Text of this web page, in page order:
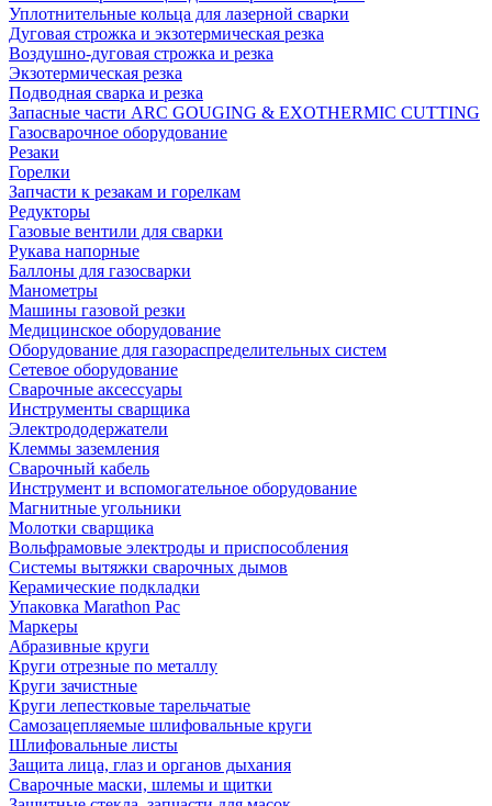
Уплотнительные кольца для лазерной сварки
Дуговая строжка и экзотермическая резка
Воздушно-дуговая строжка и резка
Экзотермическая резка
Подводная сварка и резка
Запасные части ARC GOUGING & EXOTHERMIC CUTTING
Газосварочное оборудование
Резаки
Горелки
Запчасти к резакам и горелкам
Редукторы
Газовые вентили для сварки
Рукава напорные
Баллоны для газосварки
Манометры
Машины газовой резки
Медицинское оборудование
Оборудование для газораспределительных систем
Сетевое оборудование
Сварочные аксессуары
Инструменты сварщика
Электрододержатели
Клеммы заземления
Сварочный кабель
Инструмент и вспомогательное оборудование
Магнитные угольники
Молотки сварщика
Вольфрамовые электроды и приспособления
Системы вытяжки сварочных дымов
Керамические подкладки
Упаковка Marathon Pac
Маркеры
Абразивные круги
Круги отрезные по металлу
Круги зачистные
Круги лепестковые тарельчатые
Самозацепляемые шлифовальные круги
Шлифовальные листы
Защита лица, глаз и органов дыхания
Сварочные маски, шлемы и щитки